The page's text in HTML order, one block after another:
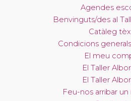
Agendes
Benvinguts/des al
Catàleg
Condicions
El meu
El Taller
El Taller
Feu-nos arribar